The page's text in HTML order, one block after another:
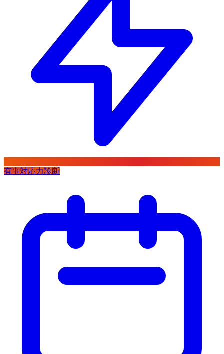
有事対応力診断